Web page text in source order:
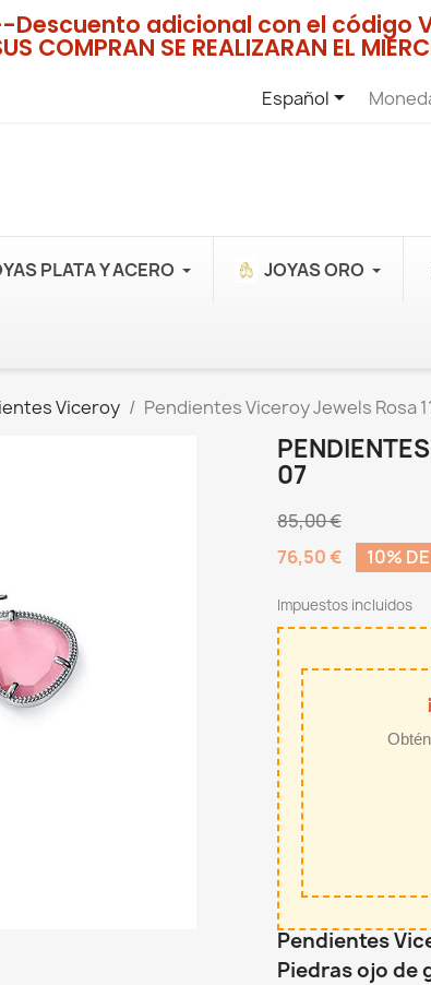
adicional con el
COMPRAN SE REALIZARAN EL
Español
PLATA Y ACERO JOYAS ORO
Viceroy Pendientes Viceroy Jewels Rosa
07
85,00 €
76,50 €
10%
Impuestos incluidos
Pendientes
Piedras ojo de